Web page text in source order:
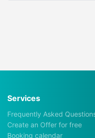
Rental (for free)